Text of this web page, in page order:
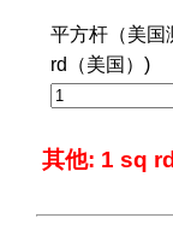
平方杆（美国
rd（美国）)
其他: 1 sq